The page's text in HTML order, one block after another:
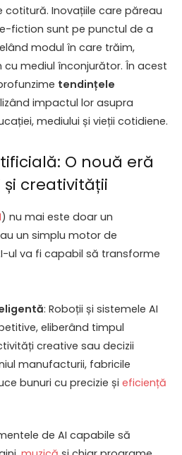
Inovațiile care păreau
fiction sunt pe punctul de a
modul în care trăim,
mediul înconjurător. În acest
tendințele
impactul lor asupra
mediului și vieții cotidiene.
O nouă eră
creativității
) nu mai este doar un
un simplu motor de
ul va fi capabil să transforme
: Roboții și sistemele AI
eliberând timpul
creative sau decizii
manufacturii, fabricile
bunuri cu precizie și eficiență
de AI capabile să